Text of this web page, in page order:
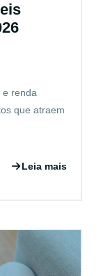
e renda
que atraem
Leia mais